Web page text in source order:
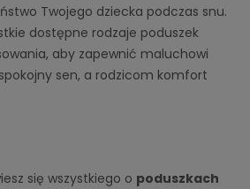
Twojego dziecka podczas snu.
dostępne rodzaje poduszek
aby zapewnić maluchowi
sen, a rodzicom komfort
się wszystkiego o poduszkach